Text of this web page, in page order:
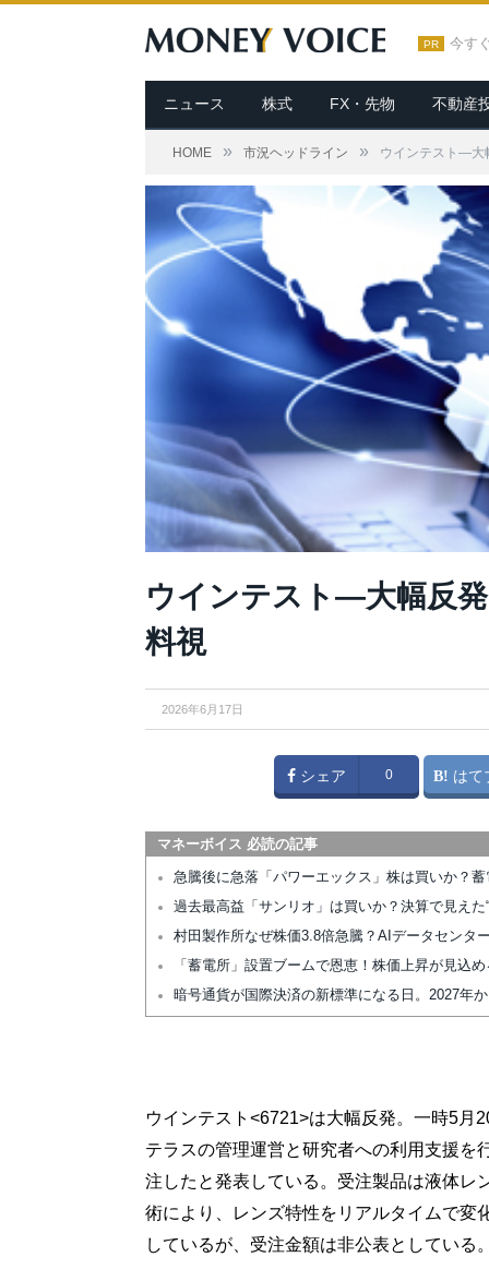
PR 今す
ニュース 株式 FX・先物 不動産
HOME » 市況ヘッドライン » ウインテスト—大
ウインテスト—大幅反
料視
2026年6月17日
シェア 0 はて
マネーボイス 必読の記事
急騰後に急落「パワーエックス」株は買いか？
過去最高益「サンリオ」は買いか？決算で見えた
村田製作所なぜ株価3.8倍急騰？AIデータセンタ
「蓄電所」設置ブームで恩恵！株価上昇が見込
暗号通貨が国際決済の新標準になる日。2027年
ウインテスト<6721>は大幅反発。一時5月
テラスの管理運営と研究者への利用支援を
注したと発表している。受注製品は液体レ
術により、レンズ特性をリアルタイムで変
しているが、受注金額は非公表としている。